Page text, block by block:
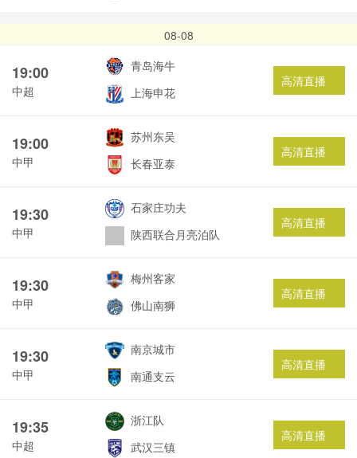
08-08
19:00
中超
青岛海牛
上海申花
高清直播
19:00
中甲
苏州东吴
长春亚泰
高清直播
19:30
中甲
石家庄功夫
陕西联合月亮泊队
高清直播
19:30
中甲
梅州客家
佛山南狮
高清直播
19:30
中甲
南京城市
南通支云
高清直播
19:35
中超
浙江队
武汉三镇
高清直播